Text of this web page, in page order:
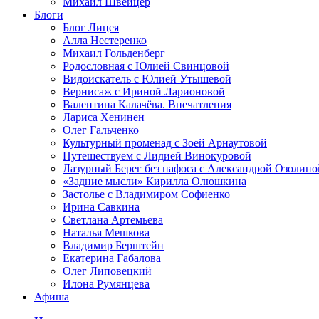
Блоги
Блог Лицея
Алла Нестеренко
Михаил Гольденберг
Родословная с Юлией Свинцовой
Видоискатель с Юлией Утышевой
Вернисаж с Ириной Ларионовой
Валентина Калачёва. Впечатления
Лариса Хенинен
Олег Гальченко
Культурный променад с Зоей Арнаутовой
Путешествуем с Лидией Винокуровой
Лазурный Берег без пафоса с Александрой
«Задние мысли» Кирилла Олюшкина
Застолье с Владимиром Софиенко
Ирина Савкина
Светлана Артемьева
Наталья Мешкова
Владимир Берштейн
Екатерина Габалова
Олег Липовецкий
Илона Румянцева
Афиша